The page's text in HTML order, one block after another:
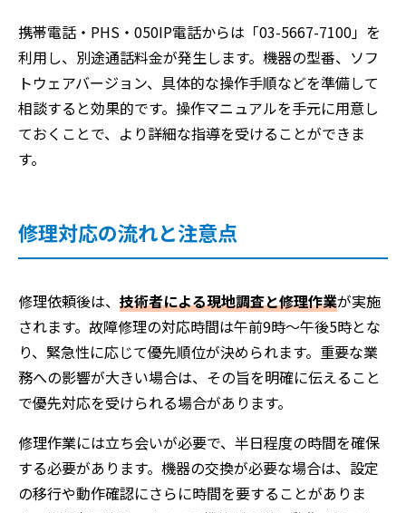
携帯電話・PHS・050IP電話からは「03-5667-7100」を
利用し、別途通話料金が発生します。機器の型番、ソフ
トウェアバージョン、具体的な操作手順などを準備して
相談すると効果的です。操作マニュアルを手元に用意し
ておくことで、より詳細な指導を受けることができま
す。
修理対応の流れと注意点
修理依頼後は、 技術者による現地調査と修理作業が実施
されます。故障修理の対応時間は午前9時～午後5時とな
り、緊急性に応じて優先順位が決められます。重要な業
務への影響が大きい場合は、その旨を明確に伝えること
で優先対応を受けられる場合があります。
修理作業には立ち会いが必要で、半日程度の時間を確保
する必要があります。機器の交換が必要な場合は、設定
の移行や動作確認にさらに時間を要することがありま